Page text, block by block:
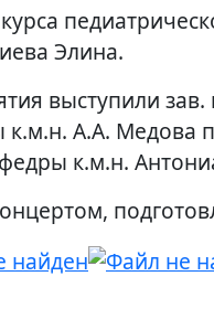
Элина.
выступили
А.А. Медова
к.м.н.